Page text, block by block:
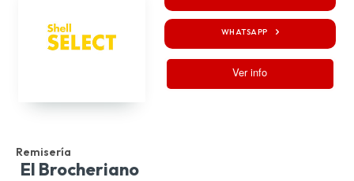
WHATSAPP
Ver info
Remisería
El Brocheriano